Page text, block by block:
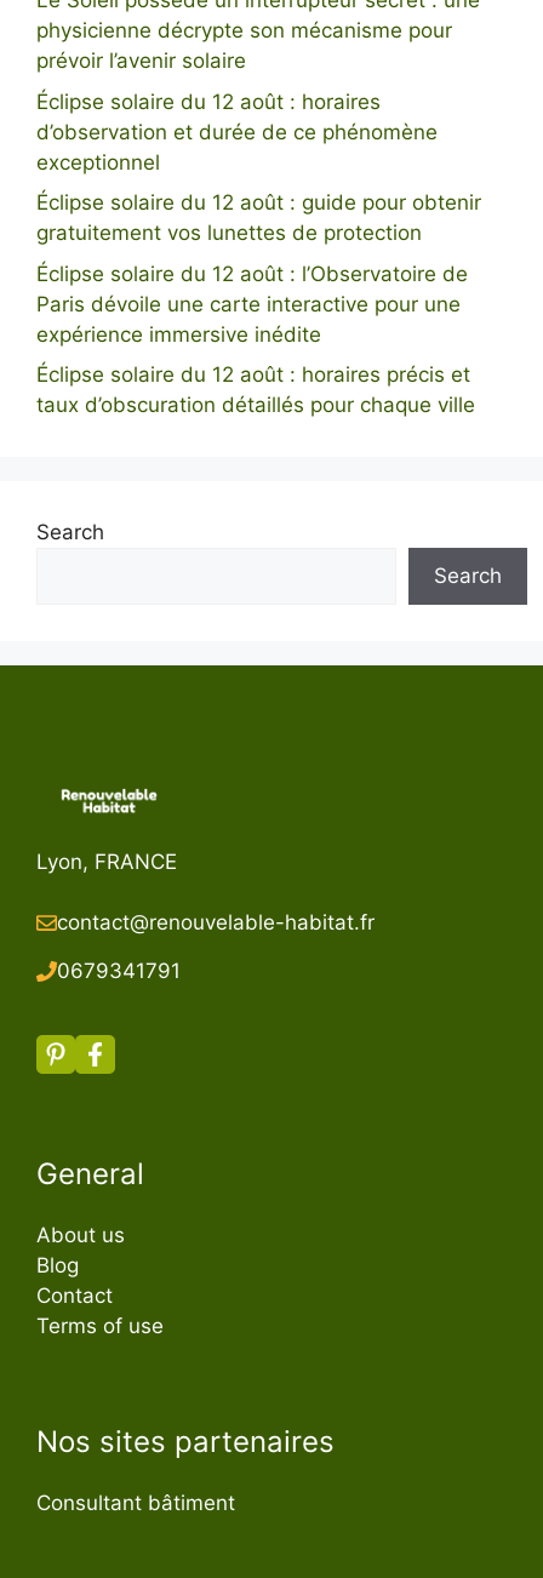
physicienne décrypte son mécanisme pour
prévoir l’avenir solaire
Éclipse solaire du 12 août : horaires
d’observation et durée de ce phénomène
exceptionnel
Éclipse solaire du 12 août : guide pour obtenir
gratuitement vos lunettes de protection
Éclipse solaire du 12 août : l’Observatoire de
Paris dévoile une carte interactive pour une
expérience immersive inédite
Éclipse solaire du 12 août : horaires précis et
taux d’obscuration détaillés pour chaque ville
Search
Search
Lyon, FRANCE
contact@renouvelable-habitat.fr
0679341791
General
About us
Blog
Contact
Terms of use
Nos sites partenaires
Consultant bâtiment